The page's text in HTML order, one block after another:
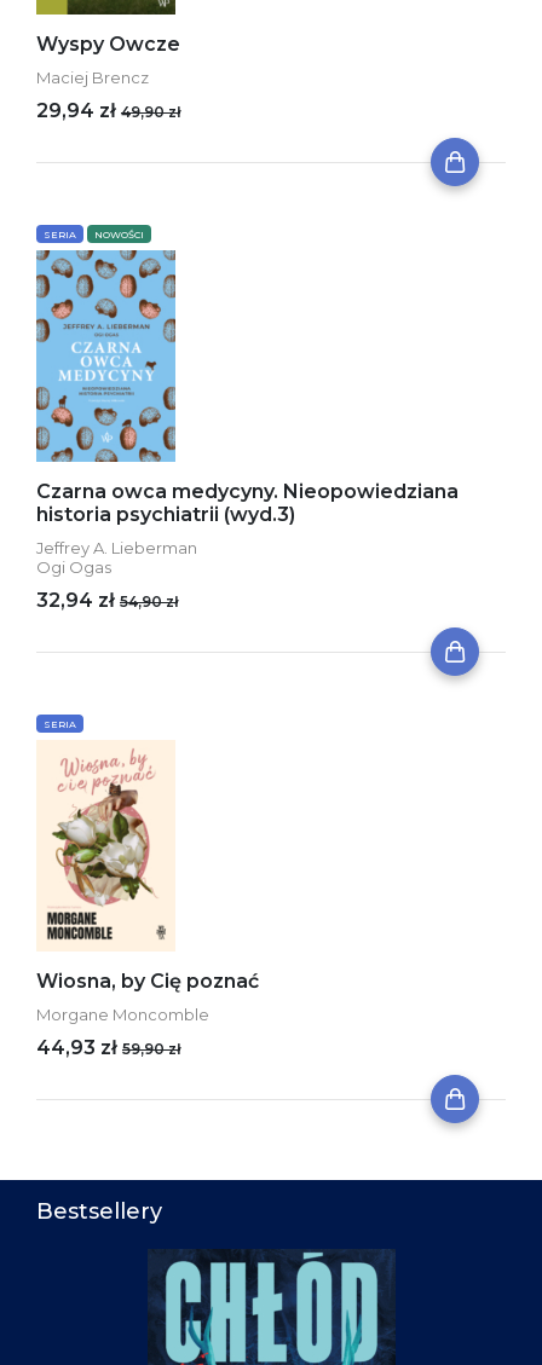
Wyspy Owcze
Maciej Brencz
29,94 zł 49,90 zł
SERIA NOWOŚCI
Czarna owca medycyny. Nieopowiedziana
historia psychiatrii (wyd.3)
Jeffrey A. Lieberman
Ogi Ogas
32,94 zł 54,90 zł
SERIA
Wiosna, by Cię poznać
Morgane Moncomble
44,93 zł 59,90 zł
Bestsellery